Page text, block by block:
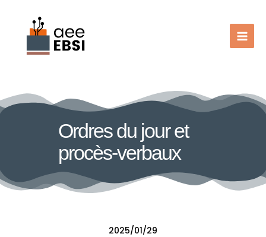
Ordres du jour et
procès-verbaux
2025/01/29